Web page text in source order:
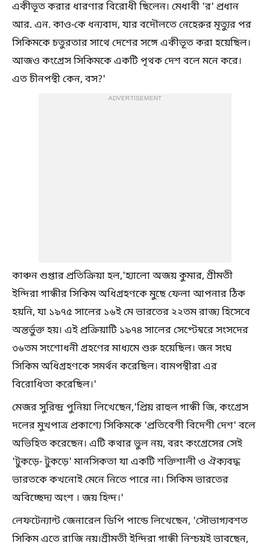
একীভূত করার ধারণার বিরোধী ছিলেন। মেধাবী 'র' প্রধান
আর. এন. কাও-কে ধন্যবাদ, যার বদৌলতে নেহেরুর মৃত্যুর পর
সিকিমকে চতুরতার সাথে দেশের সঙ্গে একীভূত করা হয়েছিল।
আজও কংগ্রেস সিকিমকে একটি পৃথক দেশ বলে মনে করে।
এত চীনপন্থী কেন, বস?'
ADVERTISEMENT
কাঞ্চন গুপ্তার প্রতিক্রিয়া হল,'হ্যালো অজয় ​​কুমার, শ্রীমতী
ইন্দিরা গান্ধীর সিকিম অধিগ্রহণকে মুছে ফেলা আপনার ঠিক
হয়নি, যা ১৯৭৫ সালের ১৬ই মে ভারতের ২২তম রাজ্য হিসেবে
অন্তর্ভুক্ত হয়। এই প্রক্রিয়াটি ১৯৭৪ সালের সেপ্টেম্বরে সংসদের
৩৬তম সংশোধনী গ্রহণের মাধ্যমে শুরু হয়েছিল। জন সংঘ
সিকিম অধিগ্রহণকে সমর্থন করেছিল। বামপন্থীরা এর
বিরোধিতা করেছিল।'
মেজর সুরিন্দ্র পুনিয়া লিখেছেন,'প্রিয় রাহুল গান্ধী জি, কংগ্রেস
দলের মুখপাত্র প্রকাশ্যে সিকিমকে 'প্রতিবেশী বিদেশী দেশ' বলে
অভিহিত করেছেন। এটি কথার ভুল নয়, বরং কংগ্রেসের সেই
'টুকড়ে- টুকড়ে' মানসিকতা যা একটি শক্তিশালী ও ঐক্যবদ্ধ
ভারতকে কখনোই মেনে নিতে পারে না। সিকিম ভারতের
অবিচ্ছেদ্য অংশ । জয় হিন্দ।'
লেফটেন্যান্ট জেনারেল ডিপি পান্ডে লিখেছেন, 'সৌভাগ্যবশত
সিকিম এতে রাজি নয়।শ্রীমতী ইন্দিরা গান্ধী নিশ্চয়ই ভাবছেন,